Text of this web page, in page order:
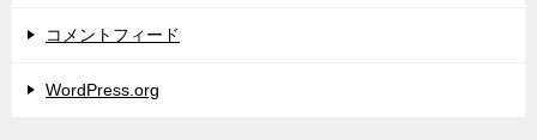
コメントフィード
WordPress.org